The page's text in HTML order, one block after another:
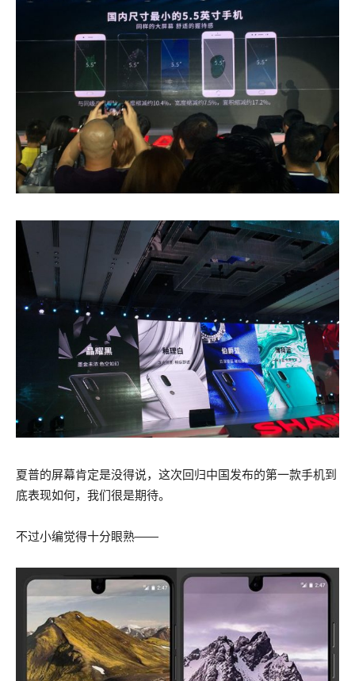
夏普的屏幕肯定是没得说，这次回归中国发布的第一款手机到
底表现如何，我们很是期待。
不过小编觉得十分眼熟——